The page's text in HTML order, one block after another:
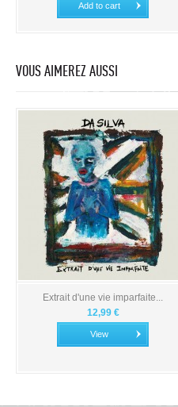
Add to cart
VOUS AIMEREZ AUSSI
Extrait d'une vie imparfaite...
12,99 €
View